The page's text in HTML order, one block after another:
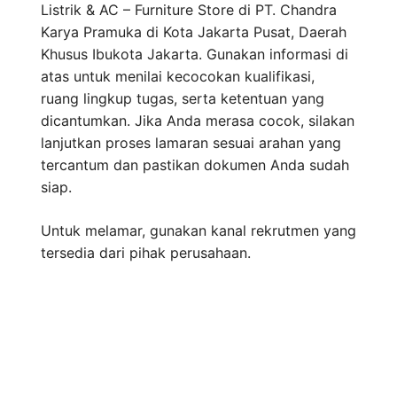
Listrik & AC – Furniture Store di PT. Chandra
Karya Pramuka di Kota Jakarta Pusat, Daerah
Khusus Ibukota Jakarta. Gunakan informasi di
atas untuk menilai kecocokan kualifikasi,
ruang lingkup tugas, serta ketentuan yang
dicantumkan. Jika Anda merasa cocok, silakan
lanjutkan proses lamaran sesuai arahan yang
tercantum dan pastikan dokumen Anda sudah
siap.
Untuk melamar, gunakan kanal rekrutmen yang
tersedia dari pihak perusahaan.